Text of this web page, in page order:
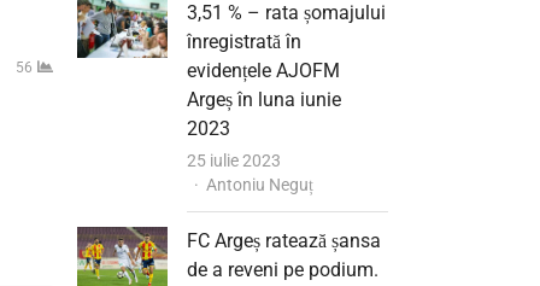
56
3,51 % – rata șomajului
înregistrată în
evidențele AJOFM
Argeș în luna iunie
2023
25 iulie 2023
Author
Antoniu Neguț
FC Argeș ratează șansa
de a reveni pe podium.